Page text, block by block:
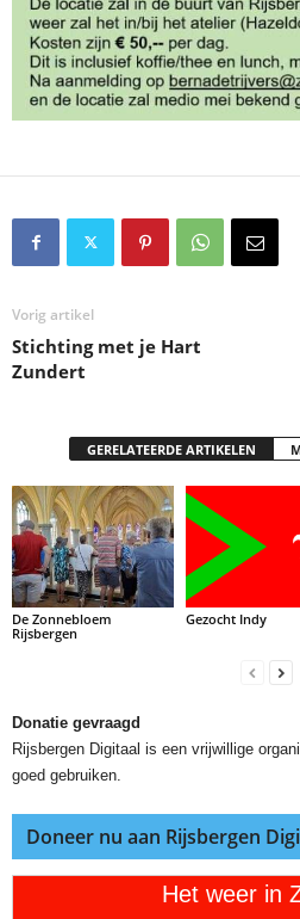
Vorig artikel
Stichting met je Hart
Zundert
GERELATEERDE ARTIKELEN
De Zonnebloem
Rijsbergen
Gezocht Indy
Donatie gevraagd
Rijsbergen Digitaal is een vrijwillige
goed gebruiken.
Doneer nu aan Rijsbergen
Het weer in